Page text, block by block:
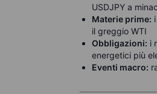
USDJPY a
Materie prime:
il greggio WTI
Obbligazioni: i
energetici più
Eventi macro: